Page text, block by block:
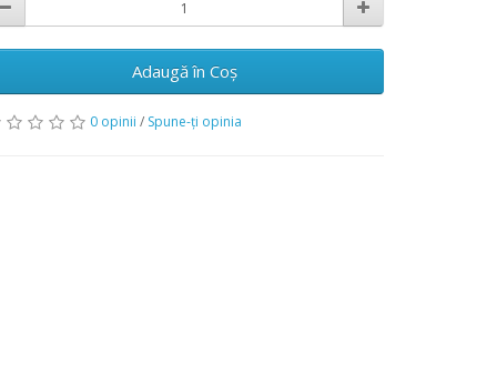
Adaugă în Coş
0 opinii / Spune-ţi opinia